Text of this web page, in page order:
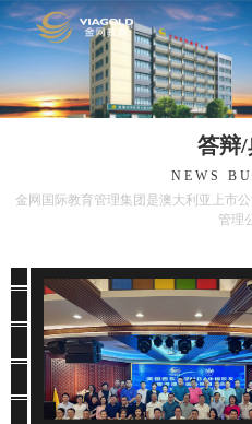
答辩
NEWS
金网国际教育管理集团是澳大利亚上市
管理